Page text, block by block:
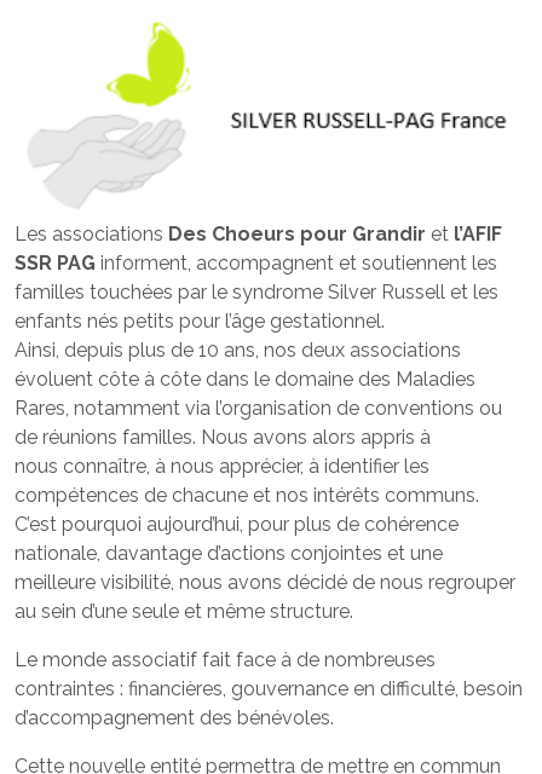
Les associations Des Choeurs pour Grandir et l’AFIF
SSR PAG informent, accompagnent et soutiennent les
familles touchées par le syndrome Silver Russell et les
enfants nés petits pour l’âge gestationnel.
Ainsi, depuis plus de 10 ans, nos deux associations
évoluent côte à côte dans le domaine des Maladies
Rares, notamment via l’organisation de conventions ou
de réunions familles. Nous avons alors appris à
nous connaître, à nous apprécier, à identifier les
compétences de chacune et nos intérêts communs.
C’est pourquoi aujourd’hui, pour plus de cohérence
nationale, davantage d’actions conjointes et une
meilleure visibilité, nous avons décidé de nous regrouper
au sein d’une seule et même structure.
Le monde associatif fait face à de nombreuses
contraintes : financières, gouvernance en difficulté, besoin
d’accompagnement des bénévoles.
Cette nouvelle entité permettra de mettre en commun